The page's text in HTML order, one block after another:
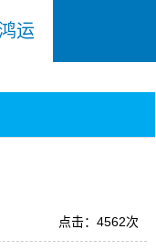
运
点击：4562次